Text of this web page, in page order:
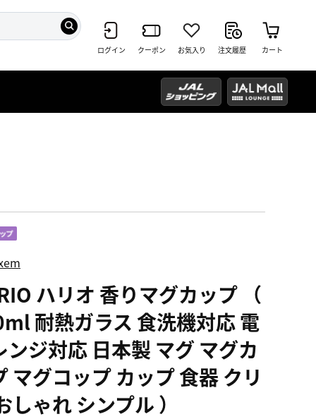
ログイン クーポン お気入り 注文履歴 カート
ハリオ 香りマグカップ （
耐熱ガラス 食洗機対応 電
ンジ対応 日本製 マグ マグカ
マグコップ カップ 食器 クリ
しゃれ シンプル ）